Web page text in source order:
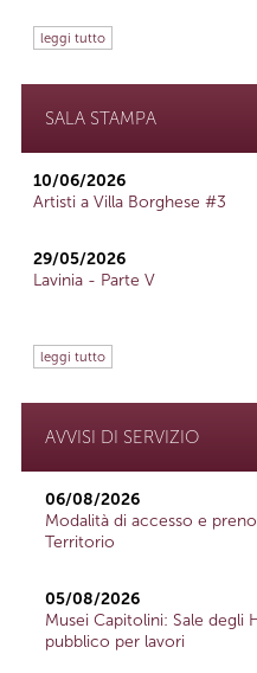
leggi tutto
SALA STAMPA
10/06/2026
Artisti a Villa Borghese #3
29/05/2026
Lavinia - Parte V
leggi tutto
AVVISI DI SERVIZIO
06/08/2026
Modalità di accesso e
Territorio
05/08/2026
Musei Capitolini: Sale degli
pubblico per lavori